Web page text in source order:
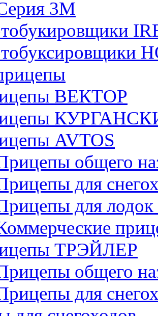
3М
ВЕКТОР
AVTOS
общего
для
для лодок
ТРЭЙЛЕР
общего
для